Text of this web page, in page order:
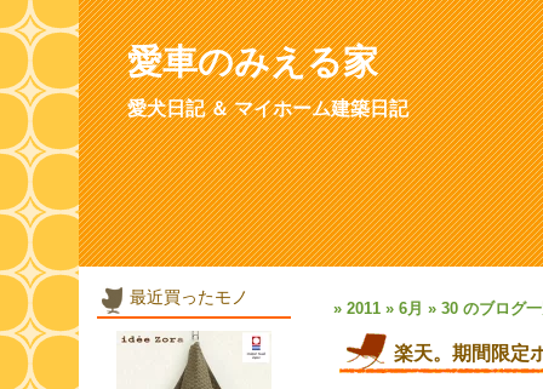
愛車のみえる家
愛犬日記 ＆ マイホーム建築日記
» 2011 » 6月 » 30 のブログ
楽天。期間限定
最近買ったモノ